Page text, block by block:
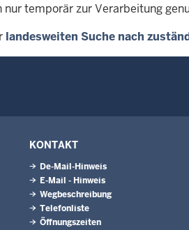
nur temporär zur Verarbeitung
landesweiten Suche nach
KONTAKT
De-Mail-Hinweis
E-Mail - Hinweis
Wegbeschreibung
Telefonliste
Öffnungszeiten